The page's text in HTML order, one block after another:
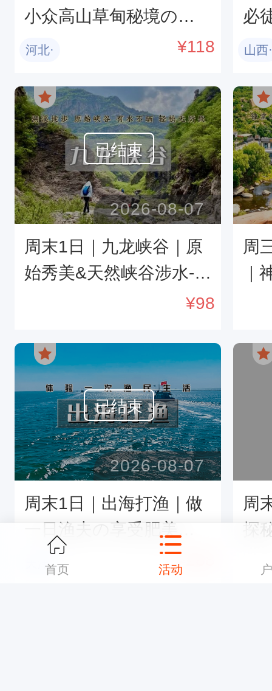
小众高山草甸秘境の饮
牛渠-漫山野花+溪流牛羊
里<初级>
河北· ¥118
必
屋
穿
山西·
周末1日｜九龙峡谷｜原
始秀美&天然峡谷涉水-最
具诱惑力的原始户外线
刺激
2026-08-07
已结束
¥98
周
｜
尽
周末1日｜出海打渔｜做
一日渔夫の享受肥美海
鲜大餐-体验包一条船的
游玩之旅
2026-08-07
已结束
天津· ¥
周
探
穿
首页 活动